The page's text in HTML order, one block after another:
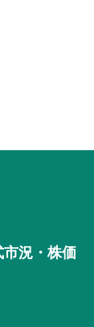
市況・株価